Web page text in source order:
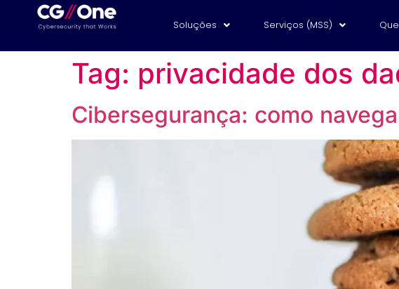
Soluções Serviços (MSS)
Tag: privacidade dos
Cibersegurança: como